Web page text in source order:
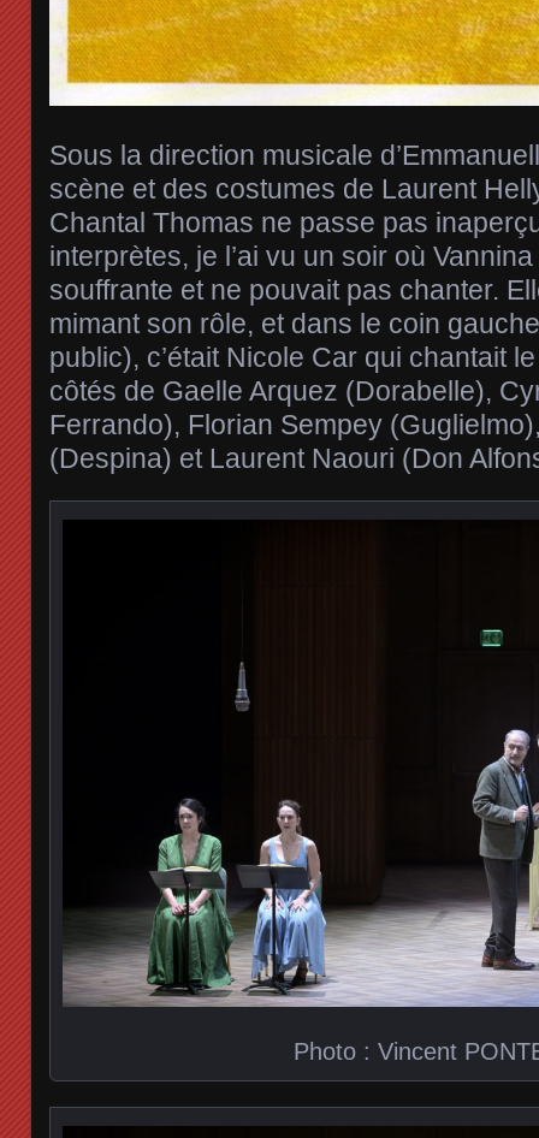
Sous la direction musicale
scène et des costumes de Laurent
Chantal Thomas ne passe pas
interprètes, je l’ai vu un soir où
souffrante et ne pouvait pas chanter.
mimant son rôle, et dans le coin
public), c’était Nicole Car qui chantait
côtés de Gaelle Arquez (Dorabelle),
Ferrando), Florian Sempey
(Despina) et Laurent Naouri (Don
Photo : Vincent